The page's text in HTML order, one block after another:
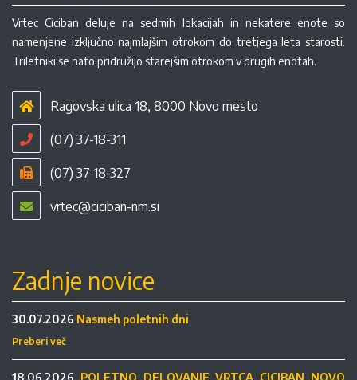
Vrtec Ciciban deluje na sedmih lokacijah in nekatere enote so
namenjene izključno najmlajšim otrokom do tretjega leta starosti.
Triletniki se nato pridružijo starejšim otrokom v drugih enotah.
Ragovska ulica 18, 8000 Novo mesto
(07) 37-18-311
(07) 37-18-327
vrtec@ciciban-nm.si
Zadnje novice
30.07.2026 Nasmeh poletnih dni
Preberi več
18.06.2026 POLETNO DELOVANJE VRTCA CICIBAN NOVO